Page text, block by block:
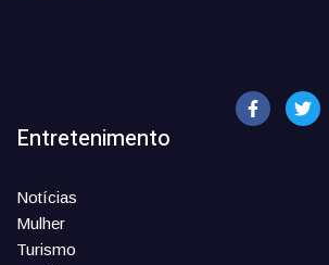
Entretenimento
Notícias
Mulher
Turismo